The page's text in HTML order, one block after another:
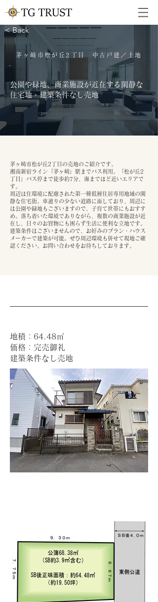
< Back
茅ヶ崎市松が丘2丁目 中古戸建／土地
公園や緑地、商業施設が近在する閑静な
住宅地・建築条件なし売地
茅ヶ崎市松が丘2丁目の売地のご紹介です。
湘南新宿ライン「茅ヶ崎」駅までバス利用。「松が丘2
丁目」バス停まで徒歩約7分、海までほど近いエリアで
す。
周辺は住環境に配慮された第一種低層住居専用地域の閑
静な住宅街。車通りの少ない道路に面しており、周辺に
は公園や緑地もございますので、子育て世帯にもおすす
め。落ち着いた環境でありながら、複数の商業施設が近
在し、日々のお買物にも困らず生活に便利な立地です。
建築条件はございませんので、お好みのプラン・ハウス
メーカーで建築が可能。ぜひ周辺環境も併せて現地ご確
認ください。お問い合わせをお待ちしております。
地積：64.48㎡
価格：完売御礼
建築条件なし売地